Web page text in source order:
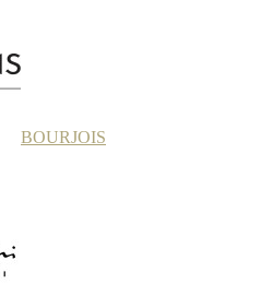
BOURJOIS